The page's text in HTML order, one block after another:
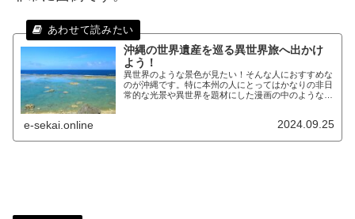
沖縄の世界遺産を巡る異世界旅へ出かけ
よう！
異世界のような景色が見たい！そんな人におすすめな
のが沖縄です。特に本州の人にとってはかなりの非日
常的な光景や異世界を題材にした漫画の中のような光
e-sekai.online 2024.09.25